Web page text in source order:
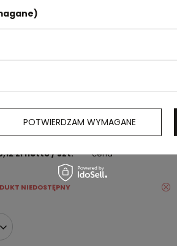
złnetto/ szt.
NIEDOSTĘPNY
Pins K15, szary K1507
cena
POTWIERDZAM WYMAGANE